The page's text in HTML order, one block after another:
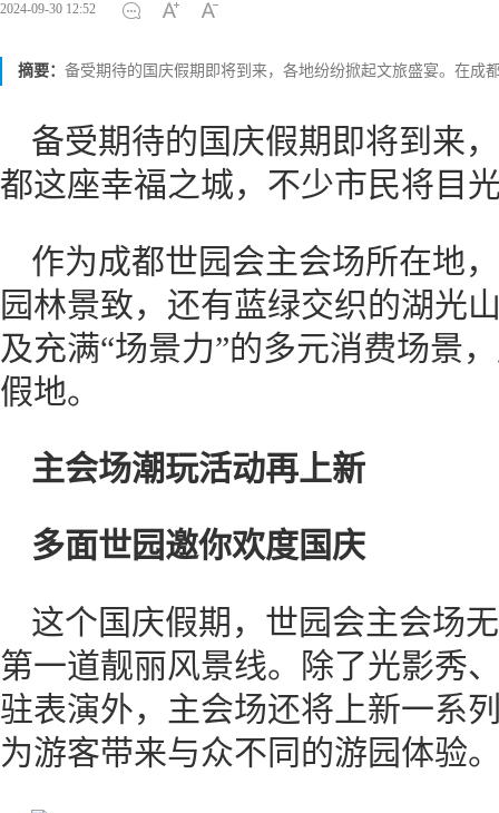
2024-09-30 12:52
摘要： 备受期待的国庆假期即将到来，各地纷纷掀起文旅盛宴。在成
备受期待的国庆假期即将到来
都这座幸福之城，不少市民将目
作为成都世园会主会场所在地
园林景致，还有蓝绿交织的湖光
及充满“场景力”的多元消费场景
假地。
主会场潮玩活动再上新
多面世园邀你欢度国庆
这个国庆假期，世园会主会场
第一道靓丽风景线。除了光影秀
驻表演外，主会场还将上新一系
为游客带来与众不同的游园体验